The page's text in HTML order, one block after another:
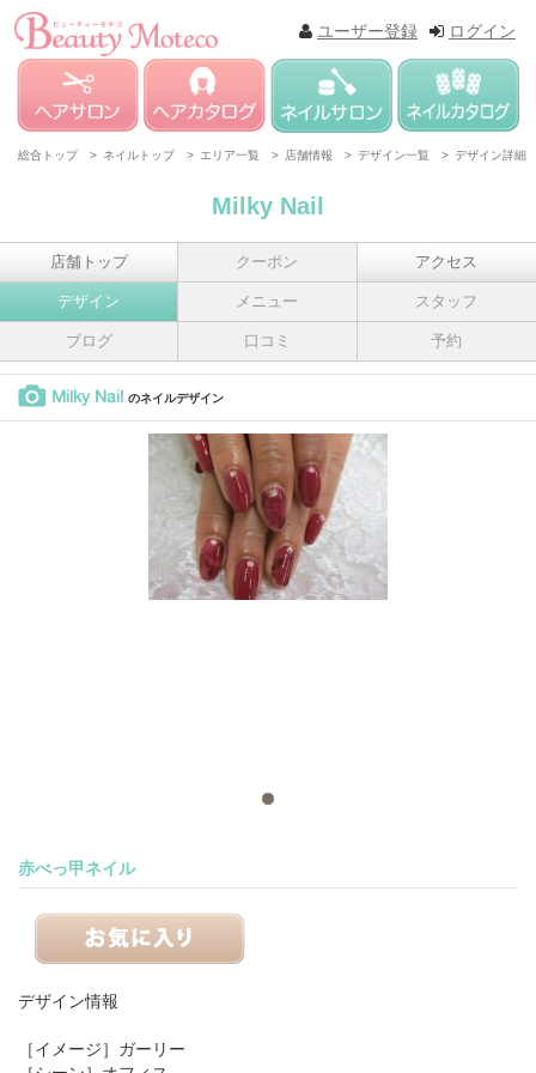
ログイン
ユーザー登録
総合トップ > ネイルトップ > エリア一覧 > 店舗情報 > デザイン一覧 > デザイン詳細
Milky Nail
店舗トップ クーポン アクセス
デザイン メニュー スタッフ
ブログ 口コミ 予約
Milky Nail のネイルデザイン
赤べっ甲ネイル
デザイン情報
［イメージ］ ガーリー